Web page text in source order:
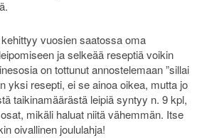
vuosien saatossa oma
ja selkeää reseptiä voikin
on tottunut annostelemaan ”sillai
yksi resepti, ei se ainoa oikea, mutta jo
taikinamäärästä leipiä syntyy n. 9 kpl,
mikäli haluat niitä vähemmän. Itse
oivallinen joululahja!